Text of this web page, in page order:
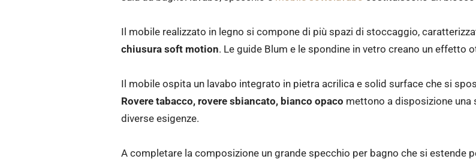
Il mobile realizzato in legno si compone di più spazi di stoccaggio,
chiusura soft motion. Le guide Blum e le spondine in vetro creano un effetto
Il mobile ospita un lavabo integrato in pietra acrilica e solid surface che si
Rovere tabacco, rovere sbiancato, bianco opaco mettono a disposizione
diverse esigenze.
A completare la composizione un grande specchio per bagno che si estende